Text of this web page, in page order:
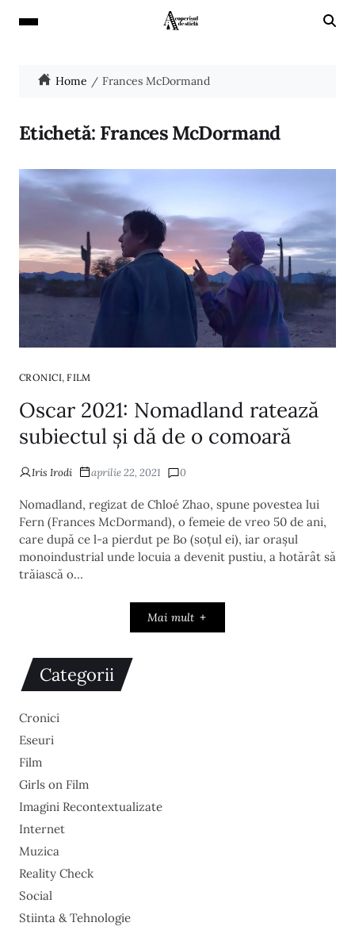
Home Frances McDormand
Etichetă: Frances McDormand
CRONICI,FILM
Oscar 2021: Nomadland ratează
subiectul și dă de o comoară
Iris Irodi aprilie 22, 2021 0
Nomadland, regizat de Chloé Zhao, spune povestea lui
Fern (Frances McDormand), o femeie de vreo 50 de ani,
care după ce l-a pierdut pe Bo (soțul ei), iar orașul
monoindustrial unde locuia a devenit pustiu, a hotărât să
trăiască o…
Mai mult
Categorii
Cronici
Eseuri
Film
Girls on Film
Imagini Recontextualizate
Internet
Muzica
Reality Check
Social
Stiinta & Tehnologie